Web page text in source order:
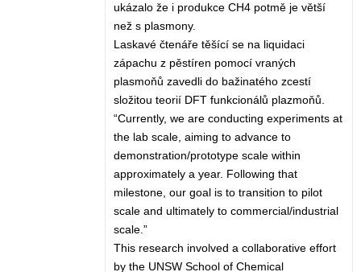
ukázalo že i produkce CH4 potmě je větší
než s plasmony.
Laskavé čtenáře těšící se na liquidaci
zápachu z pěstíren pomocí vraných
plasmoňů zavedli do bažinatého zcestí
složitou teorií DFT funkcionálů plazmoňů.
“Currently, we are conducting experiments at
the lab scale, aiming to advance to
demonstration/prototype scale within
approximately a year. Following that
milestone, our goal is to transition to pilot
scale and ultimately to commercial/industrial
scale.”
This research involved a collaborative effort
by the UNSW School of Chemical